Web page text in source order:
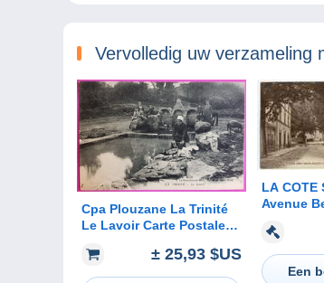
Vervolledig uw verzameling
Cpa Plouzane La Trinité
Le Lavoir Carte Postale
Brest Plouarzel St Renan
Guilers Le Conquet
± 25,93 $US
LA COTE
Avenue
Een